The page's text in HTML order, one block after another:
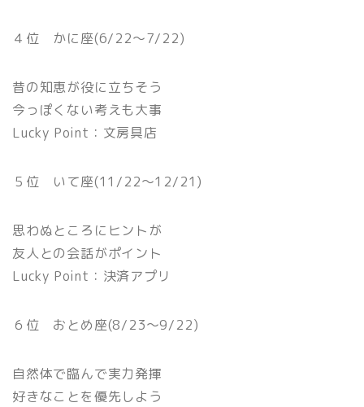
４位 かに座(6/22〜7/22)
昔の知恵が役に立ちそう
今っぽくない考えも大事
Lucky Point：文房具店
５位 いて座(11/22〜12/21)
思わぬところにヒントが
友人との会話がポイント
Lucky Point：決済アプリ
６位 おとめ座(8/23〜9/22)
自然体で臨んで実力発揮
好きなことを優先しよう